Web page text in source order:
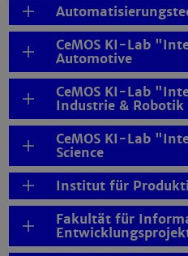
CeMOS KI-Lab
Automotive
CeMOS KI-Lab
Industrie & Robotik
CeMOS KI-Lab
Science
Institut für
Fakultät für